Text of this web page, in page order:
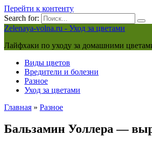
Перейти к контенту
Search for:
Zelenaya-volna.ru - Уход за цветами
Лайфхаки по уходу за домашними
Виды цветов
Вредители и болезни
Разное
Уход за цветами
Главная » Разное
Бальзамин Уоллера —